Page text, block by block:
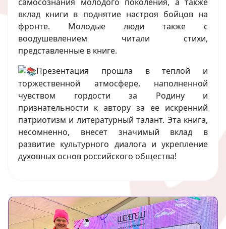
вклад книги в поднятие настроя бойцов на
фронте. Молодые люди также с
воодушевлением читали стихи,
представленные в книге.
Презентация прошла в теплой и
торжественной атмосфере, наполненной
чувством гордости за Родину и
признательности к автору за ее искренний
патриотизм и литературный талант. Эта книга,
несомненно, внесет значимый вклад в
развитие культурного диалога и укрепление
духовных основ российского общества!